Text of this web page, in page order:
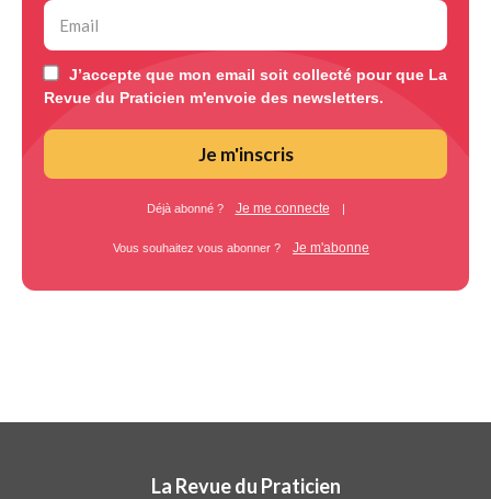
J’accepte que mon email soit collecté pour que La
Revue du Praticien m'envoie des newsletters.
Je m'inscris
Déjà abonné ? Je me connecte |
Vous souhaitez vous abonner ? Je m'abonne
La Revue du Praticien